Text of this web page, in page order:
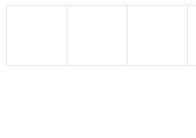
MAUSER KŠILTOVKA ZELENÁ